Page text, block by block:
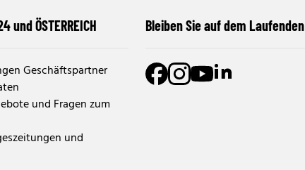
und ÖSTERREICH
Geschäftspartner
und Fragen zum
und
Bleiben Sie auf dem Laufenden